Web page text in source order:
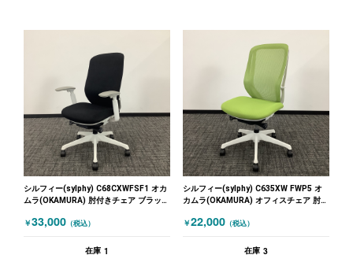
シルフィー(sylphy) C68CXWFSF1 オカ
ムラ(OKAMURA) 肘付きチェア ブラック
￥33,000 （税込）
在庫 1
シルフィー(sylphy) C635XW FWP5 オ
カムラ(OKAMURA) オフィスチェア 肘無
￥22,000 （税込）
在庫 3